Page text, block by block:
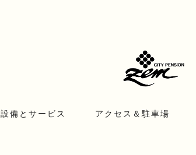
設備とサービス アクセス＆駐車場